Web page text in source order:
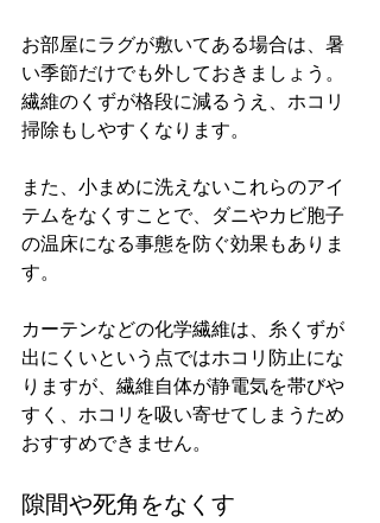
お部屋にラグが敷いてある場合は、暑
い季節だけでも外しておきましょう。
繊維のくずが格段に減るうえ、ホコリ
掃除もしやすくなります。
また、小まめに洗えないこれらのアイ
テムをなくすことで、ダニやカビ胞子
の温床になる事態を防ぐ効果もありま
す。
カーテンなどの化学繊維は、糸くずが
出にくいという点ではホコリ防止にな
りますが、繊維自体が静電気を帯びや
すく、ホコリを吸い寄せてしまうため
おすすめできません。
隙間や死角をなくす